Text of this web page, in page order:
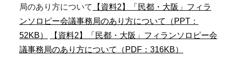
局のあり方について
【資料2】「民都・大阪」フィラ
ンソロピー会議事務局のあり方について（PPT：
52KB）
【資料2】「民都・大阪」フィランソロピー会
議事務局のあり方について（PDF：316KB）